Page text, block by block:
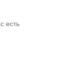
есть